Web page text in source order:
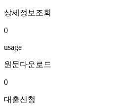
상세정보조회
0
usage
원문다운로드
0
대출신청